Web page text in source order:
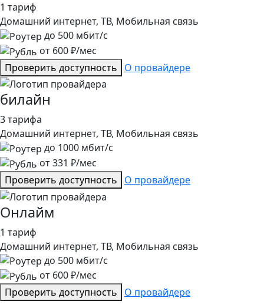
1 тариф
Домашний интернет, ТВ, Мобильная связь
до 500 мбит/с
от 600₽/мес
Проверить доступность
О провайдере
билайн
3 тарифа
Домашний интернет, ТВ, Мобильная связь
до 1000 мбит/с
от331 ₽/мес
Проверить доступность
О провайдере
Онлайм
1 тариф
Домашний интернет, ТВ, Мобильная связь
до 500 мбит/с
от 600₽/мес
Проверить доступность
О провайдере